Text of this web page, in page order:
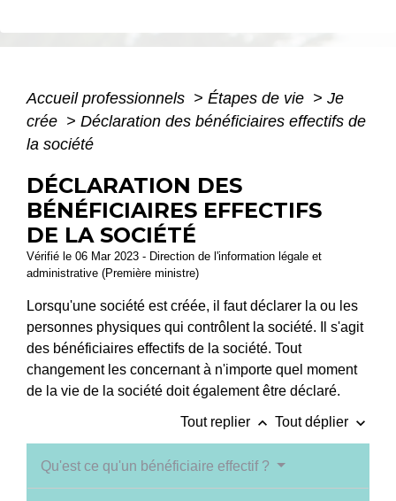
Accueil professionnels > Étapes de vie > Je
crée > Déclaration des bénéficiaires effectifs de
la société
DÉCLARATION DES
BÉNÉFICIAIRES EFFECTIFS
DE LA SOCIÉTÉ
Vérifié le 06 Mar 2023 - Direction de l'information légale et
administrative (Première ministre)
Lorsqu'une société est créée, il faut déclarer la ou les
personnes physiques qui contrôlent la société. Il s'agit
des bénéficiaires effectifs de la société. Tout
changement les concernant à n'importe quel moment
de la vie de la société doit également être déclaré.
Tout replier keyboard_arrow_up Tout déplier keyboard_arrow_down
Qu'est ce qu'un bénéficiaire effectif ?